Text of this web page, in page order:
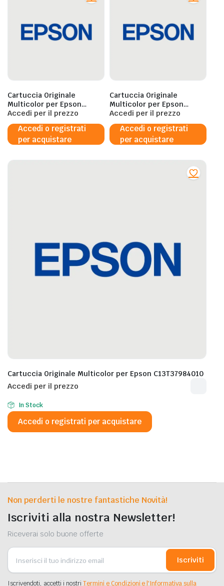
Cartuccia Originale
Multicolor per Epson
C13T35964020 – 3ML
Accedi per il prezzo
Accedi o registrati
per acquistare
Cartuccia Originale
Multicolor per Epson
C13T379D4010
Accedi per il prezzo
Accedi o registrati
per acquistare
Cartuccia Originale Multicolor per Epson C13T37984010
Accedi per il prezzo
In Stock
Accedi o registrati per acquistare
Non perderti le nostre fantastiche Novità!
Iscriviti alla nostra Newsletter!
Riceverai solo buone offerte
Iscriviti
Iscrivendoti, accetti i nostriTermini e Condizioni e l'Informativa sulla